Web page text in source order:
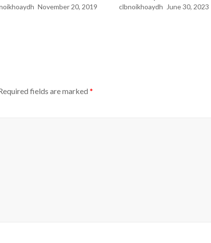
November 20, 2019 clbnoikhoaydh June 30, 2023
fields are marked *